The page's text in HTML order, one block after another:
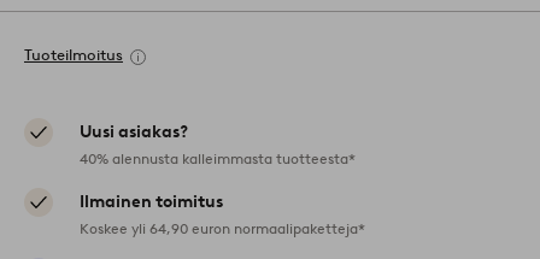
Tuoteilmoitus
Uusi asiakas?
40% alennusta kalleimmasta tuotteesta*
Ilmainen toimitus
Koskee yli 64,90 euron normaalipaketteja*